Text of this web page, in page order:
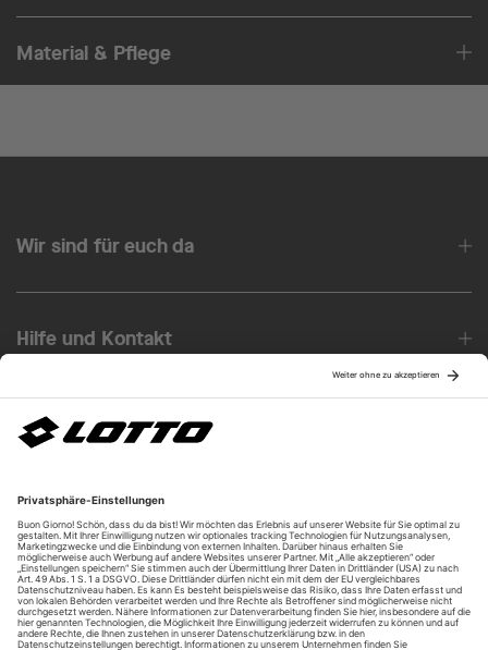
Material & Pflege
Wir sind für euch da
Hilfe und Kontakt
Über uns
Unsere Vorteile
Unsere Partner